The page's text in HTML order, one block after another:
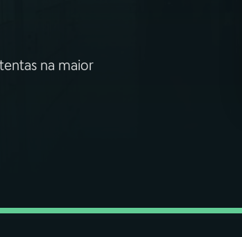
na maior